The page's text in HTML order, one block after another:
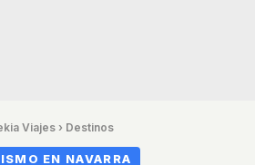
Viajes› Destinos
EN NAVARRA